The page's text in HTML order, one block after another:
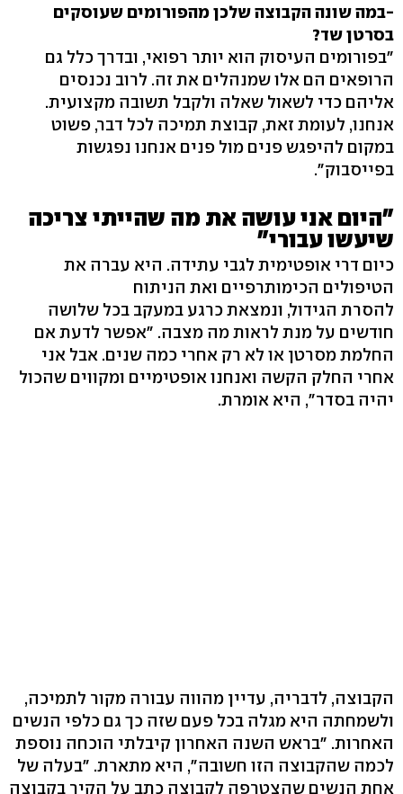
-במה שונה הקבוצה שלכן מהפורומים שעוסקים
בסרטן שד?
"בפורומים העיסוק הוא יותר רפואי, ובדרך כלל גם
הרופאים הם אלו שמנהלים את זה. לרוב נכנסים
אליהם כדי לשאול שאלה ולקבל תשובה מקצועית.
אנחנו, לעומת זאת, קבוצת תמיכה לכל דבר, פשוט
במקום להיפגש פנים מול פנים אנחנו נפגשות
בפייסבוק".
"היום אני עושה את מה שהייתי צריכה
שיעשו עבורי"
כיום דרי אופטימית לגבי עתידה. היא עברה את
הטיפולים הכימותרפיים ואת הניתוח
להסרת הגידול, ונמצאת כרגע במעקב בכל שלושה
חודשים על מנת לראות מה מצבה. "אפשר לדעת אם
החלמת מסרטן או לא רק אחרי כמה שנים. אבל אני
אחרי החלק הקשה ואנחנו אופטימיים ומקווים שהכול
יהיה בסדר", היא אומרת.
הקבוצה, לדבריה, עדיין מהווה עבורה מקור לתמיכה,
ולשמחתה היא מגלה בכל פעם שזה כך גם כלפי הנשים
האחרות. "בראש השנה האחרון קיבלתי הוכחה נוספת
לכמה שהקבוצה הזו חשובה", היא מתארת. "בעלה של
אחת הנשים שהצטרפה לקבוצה כתב על הקיר בקבוצה